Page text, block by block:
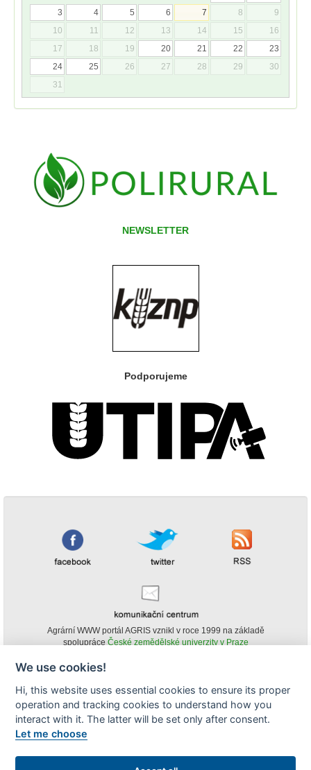
3
4 5 6 7 8
9
10
11 12 13 14 15
16
17
18 19 20 21 22
23
24
25 26 27 28 29
30
31
NEWSLETTER
Podporujeme
Agrární WWW portál AGRIS vznikl v roce 1999 na základě
spolupráce České zemědělské univerzity v Praze
obsahu agrárního WWW portálu AGRIS je možné
(pokud není uvedeno jinak) pouze za podmínky uvedení zdroje v podobě
www.agris.cz a data publikace v AGRISu.
We use cookies!
Hi, this website uses essential cookies to ensure its proper
operation and tracking cookies to understand how you
interact with it. The latter will be set only after consent.
Let me choose